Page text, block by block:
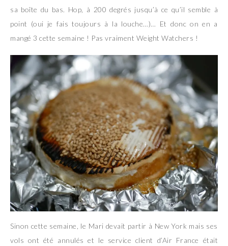
sa boîte du bas. Hop, à 200 degrés jusqu’à ce qu’il semble à
point (oui je fais toujours à la louche…)… Et donc on en a
mangé 3 cette semaine ! Pas vraiment Weight Watchers !
Sinon cette semaine, le Mari devait partir à New York mais ses
vols ont été annulés et le service client d’Air France était